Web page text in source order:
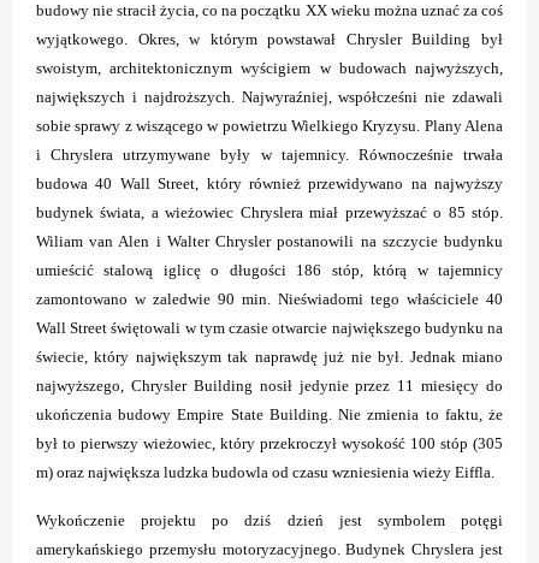
budowy nie stracił życia, co na początku XX wieku można uznać za coś
wyjątkowego. Okres, w którym powstawał Chrysler Building był
swoistym, architektonicznym wyścigiem w budowach najwyższych,
największych i najdroższych. Najwyraźniej, współcześni nie zdawali
sobie sprawy z wiszącego w powietrzu Wielkiego Kryzysu. Plany Alena
i Chryslera utrzymywane były w tajemnicy. Równocześnie trwała
budowa 40 Wall Street, który również przewidywano na najwyższy
budynek świata, a wieżowiec Chryslera miał przewyższać o 85 stóp.
Wiliam van Alen i Walter Chrysler postanowili na szczycie budynku
umieścić stalową iglicę o długości 186 stóp, którą w tajemnicy
zamontowano w zaledwie 90 min. Nieświadomi tego właściciele 40
Wall Street świętowali w tym czasie otwarcie największego budynku na
świecie, który największym tak naprawdę już nie był. Jednak miano
najwyższego, Chrysler Building nosił jedynie przez 11 miesięcy do
ukończenia budowy Empire State Building. Nie zmienia to faktu, że
był to pierwszy wieżowiec, który przekroczył wysokość 100 stóp (305
m) oraz największa ludzka budowla od czasu wzniesienia wieży Eiffla.
Wykończenie projektu po dziś dzień jest symbolem potęgi
amerykańskiego przemysłumotoryzacyjnego. Budynek Chryslera jest